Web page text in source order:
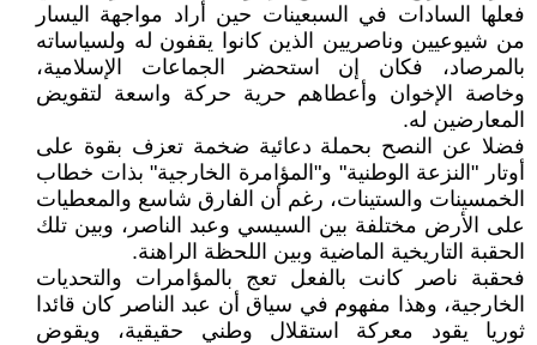
فعلها السادات في السبعينات حين أراد مواجهة اليسار
من شيوعيين وناصريين الذين كانوا يقفون له ولسياساته
بالمرصاد، فكان إن استحضر الجماعات الإسلامية،
وخاصة الإخوان وأعطاهم حرية حركة واسعة لتقويض
المعارضين له.
فضلا عن النصح بحملة دعائية ضخمة تعزف بقوة على
أوتار "النزعة الوطنية" و"المؤامرة الخارجية" بذات خطاب
الخمسينات والستينات، رغم أن الفارق شاسع والمعطيات
على الأرض مختلفة بين السيسي وعبد الناصر، وبين تلك
الحقبة التاريخية الماضية وبين اللحظة الراهنة.
فحقبة ناصر كانت بالفعل تعج بالمؤامرات والتحديات
الخارجية، وهذا مفهوم في سياق أن عبد الناصر كان قائدا
ثوريا يقود معركة استقلال وطني حقيقية، ويقوض